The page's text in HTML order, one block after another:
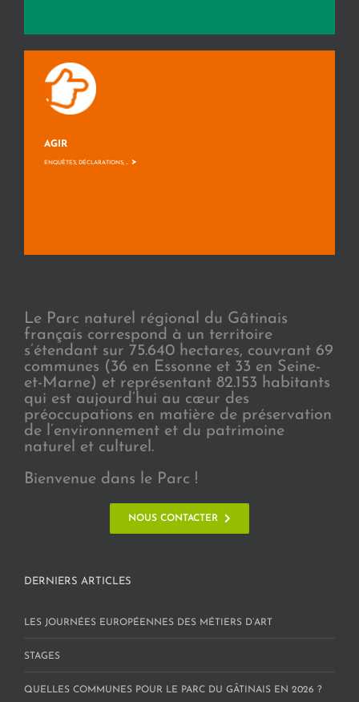
AGIR
ENQUÊTES, DÉCLARATIONS, ... >
Le Parc naturel régional du Gâtinais
français correspond à un territoire
s’étendant sur 75.640 hectares, couvrant 69
communes (36 en Essonne et 33 en Seine-
et-Marne) et représentant 82.153 habitants
qui est aujourd’hui au cœur des
préoccupations en matière de préservation
de l’environnement et du patrimoine
naturel et culturel.
Bienvenue dans le Parc !
NOUS CONTACTER
DERNIERS ARTICLES
LES JOURNÉES EUROPÉENNES DES MÉTIERS D’ART
STAGES
QUELLES COMMUNES POUR LE PARC DU GÂTINAIS EN 2026 ?